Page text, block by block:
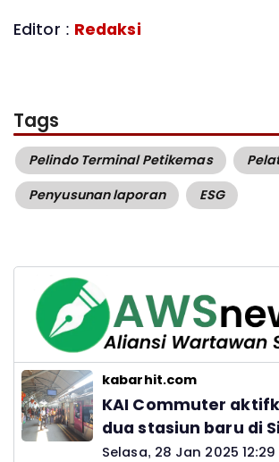
Editor : Redaksi
Tags
Pelindo Terminal Petikemas
Penyusunan laporan
ESG
kabarhit.com
KAI Commuter
dua stasiun baru di
Selasa, 28 Jan 2025 12:29